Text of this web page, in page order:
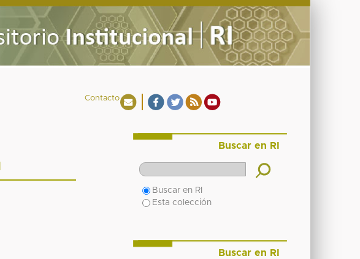
Contacto
Buscar en RI
Buscar en RI
Esta colección
Buscar en RI